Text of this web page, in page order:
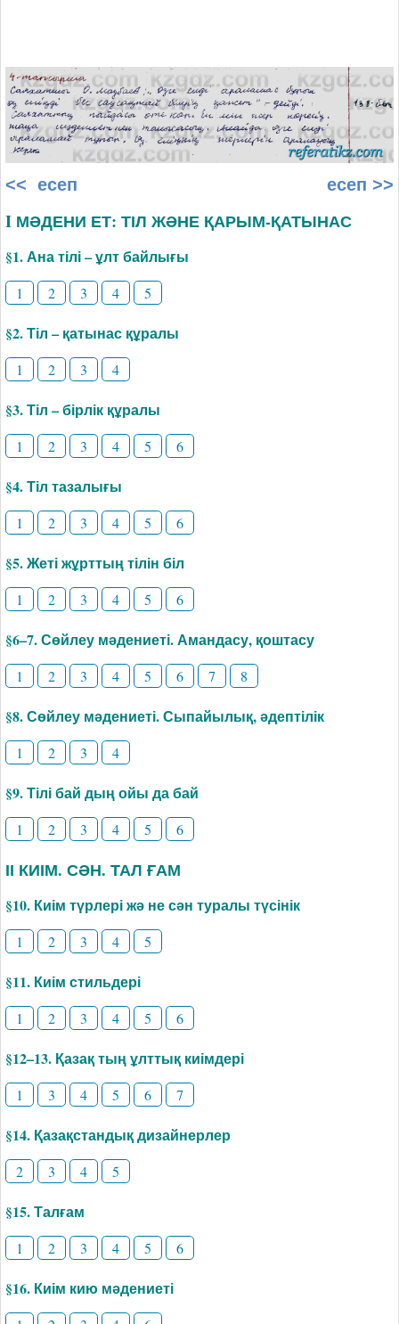
<< есеп есеп >>
I МӘДЕНИ ЕТ: ТІЛ ЖӘНЕ ҚАРЫМ-ҚАТЫНАС
§1. Ана тілі – ұлт байлығы
1 2 3 4 5
§2. Тіл – қатынас құралы
1 2 3 4
§3. Тіл – бірлік құралы
1 2 3 4 5 6
§4. Тіл тазалығы
1 2 3 4 5 6
§5. Жеті жұрттың тілін біл
1 2 3 4 5 6
§6–7. Сөйлеу мәдениеті. Амандасу, қоштасу
1 2 3 4 5 6 7 8
§8. Сөйлеу мәдениеті. Сыпайылық, әдептілік
1 2 3 4
§9. Тілі бай дың ойы да бай
1 2 3 4 5 6
ІІ КИІМ. СӘН. ТАЛ ҒАМ
§10. Киім түрлері жә не сән туралы түсінік
1 2 3 4 5
§11. Киім стильдері
1 2 3 4 5 6
§12–13. Қазақ тың ұлттық киімдері
1 3 4 5 6 7
§14. Қазақстандық дизайнерлер
2 3 4 5
§15. Талғам
1 2 3 4 5 6
§16. Киім кию мәдениеті